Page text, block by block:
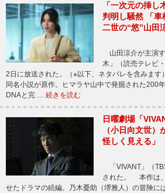
「一次元の挿し
判明し騒然 「
二世の“悠”山田
山田涼介が主演
木」（読売テレビ
2日に放送された。（※以下、ネタバレを含みま
同名小説が原作。ヒマラヤ山中で発掘された200
DNAと完 … 続きを読む
日曜劇場「
（小日向文世
怪しく見える」
「VIVANT」（
された。 本作は
せたドラマの続編。乃木憂助（堺雅人）の冒険に